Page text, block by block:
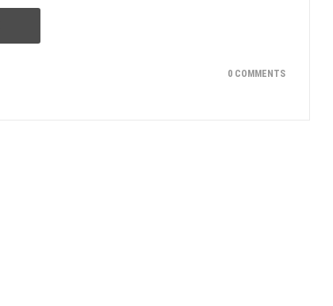
0 COMMENTS